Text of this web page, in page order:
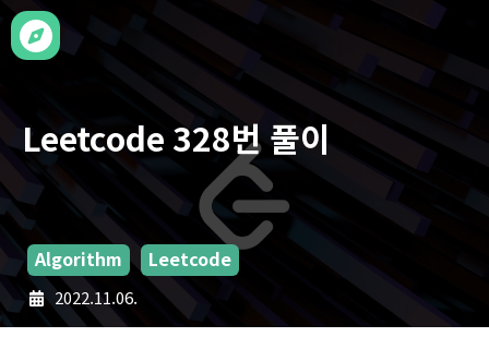
Leetcode 328번 풀이
Algorithm Leetcode
2022.11.06.